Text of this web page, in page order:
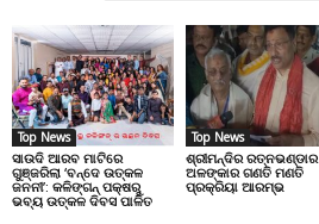
Top News
ସାଉଦି ଆରବ ମାଟିରେ
ଗୁଞ୍ଜରିଲା ‘ବନ୍ଦେ ଉତ୍କଳ
ଜନନୀ’: କଳିଙ୍ଗନ୍ ପକ୍ଷରୁ
ଭବ୍ୟ ଉତ୍କଳ ଦିବସ ପାଳିତ
Top News
ଶ୍ରୀମନ୍ଦିର ରତ୍ନଭଣ୍ଡାର
ଅଳଙ୍କାର ଗଣତି ମଣତି
ପ୍ରକ୍ରିୟା ଆରମ୍ଭ